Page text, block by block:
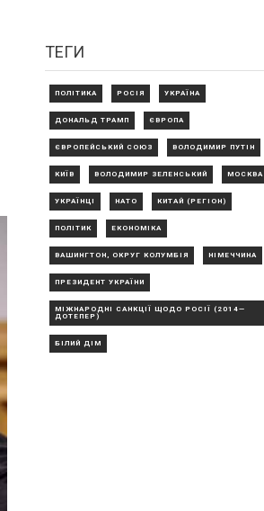
ТЕГИ
ПОЛІТИКА РОСІЯ УКРАЇНА
ДОНАЛЬД ТРАМП ЄВРОПА
ЄВРОПЕЙСЬКИЙ СОЮЗ ВОЛОДИМИР ПУТІН
КИЇВ ВОЛОДИМИР ЗЕЛЕНСЬКИЙ МОСКВА
УКРАЇНЦІ НАТО КИТАЙ (РЕГІОН)
ПОЛІТИК ЕКОНОМІКА
ВАШИНГТОН, ОКРУГ КОЛУМБІЯ НІМЕЧЧИНА
ПРЕЗИДЕНТ УКРАЇНИ
МІЖНАРОДНІ САНКЦІЇ ЩОДО РОСІЇ (2014—
ДОТЕПЕР)
БІЛИЙ ДІМ